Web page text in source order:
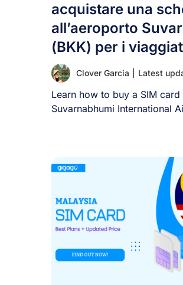
acquistare una
all’aeroporto
(BKK) per i
Clover Garcia Latest
Learn how to buy a SIM
Suvarnabhumi International